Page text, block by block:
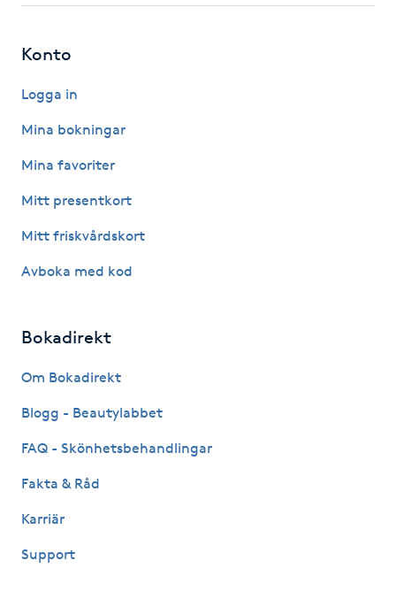
Gravidmassage
Gruppträning
Gua Sha-massage
H
Healing
HIFU
Hollywood Peel
Konto
Logga in
Mina bokningar
Mina favoriter
Mitt presentkort
Mitt friskvårdskort
Avboka med kod
Bokadirekt
Om Bokadirekt
Blogg - Beautylabbet
FAQ - Skönhetsbehandlingar
Fakta & Råd
Karriär
Support